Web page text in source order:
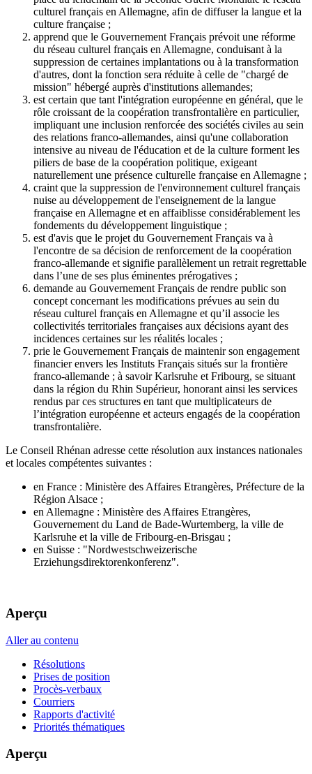
culturel français en Allemagne, afin de diffuser la langue et la
culture française ;
apprend que le Gouvernement Français prévoit une réforme
du réseau culturel français en Allemagne, conduisant à la
suppression de certaines implantations ou à la transformation
d'autres, dont la fonction sera réduite à celle de "chargé de
mission" hébergé auprès d'institutions allemandes;
est certain que tant l'intégration européenne en général, que le
rôle croissant de la coopération transfrontalière en particulier,
impliquant une inclusion renforcée des sociétés civiles au sein
des relations franco-allemandes, ainsi qu'une collaboration
intensive au niveau de l'éducation et de la culture forment les
piliers de base de la coopération politique, exigeant
naturellement une présence culturelle française en Allemagne ;
craint que la suppression de l'environnement culturel français
nuise au développement de l'enseignement de la langue
française en Allemagne et en affaiblisse considérablement les
fondements du développement linguistique ;
est d'avis que le projet du Gouvernement Français va à
l'encontre de sa décision de renforcement de la coopération
franco-allemande et signifie parallèlement un retrait regrettable
dans l’une de ses plus éminentes prérogatives ;
demande au Gouvernement Français de rendre public son
concept concernant les modifications prévues au sein du
réseau culturel français en Allemagne et qu’il associe les
collectivités territoriales françaises aux décisions ayant des
incidences certaines sur les réalités locales ;
prie le Gouvernement Français de maintenir son engagement
financier envers les Instituts Français situés sur la frontière
franco-allemande ; à savoir Karlsruhe et Fribourg, se situant
dans la région du Rhin Supérieur, honorant ainsi les services
rendus par ces structures en tant que multiplicateurs de
l’intégration européenne et acteurs engagés de la coopération
transfrontalière.
Le Conseil Rhénan adresse cette résolution aux instances nationales
et locales compétentes suivantes :
en France : Ministère des Affaires Etrangères, Préfecture de la
Région Alsace ;
en Allemagne : Ministère des Affaires Etrangères,
Gouvernement du Land de Bade-Wurtemberg, la ville de
Karlsruhe et la ville de Fribourg-en-Brisgau ;
en Suisse : "Nordwestschweizerische
Erziehungsdirektorenkonferenz".
Aperçu
Aller au contenu
Résolutions
Prises de position
Procès-verbaux
Courriers
Rapports d'activité
Priorités thématiques
Aperçu